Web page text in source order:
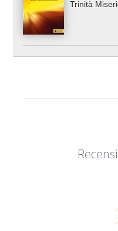
Trinità